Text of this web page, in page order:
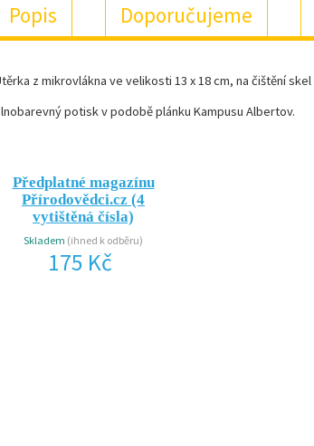
Popis Doporučujeme
z mikrovlákna ve velikosti 13 x 18 cm, na čištění
potisk v podobě plánku Kampusu Albertov.
Předplatné magazínu
Přírodovědci.cz (4
vytištěná čísla)
Skladem (ihned k odběru)
175 Kč